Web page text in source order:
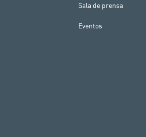
Sala de prensa
Eventos